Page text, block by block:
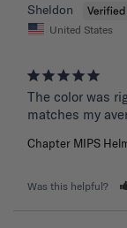
Sheldon
United States
The color was
matches my
Chapter MIPS
Was this helpful?